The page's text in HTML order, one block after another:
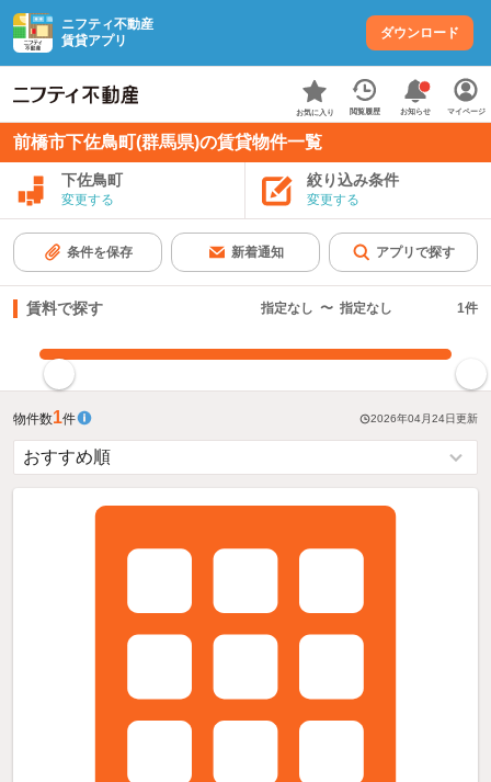
ニフティ不動産
賃貸アプリ
ダウンロード
お気に入り 閲覧履歴 お知らせ マイページ
前橋市下佐鳥町(群馬県)の賃貸物件一覧
下佐鳥町
変更する
絞り込み条件
変更する
条件を保存 新着通知 アプリで探す
賃料で探す 指定なし 〜 指定なし 1件
物件数1件 2026年04月24日更新